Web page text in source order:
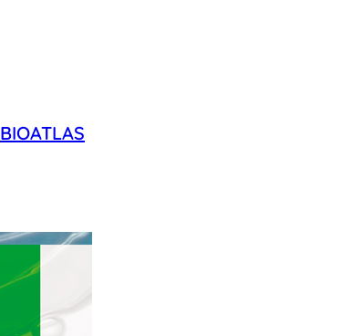
BIOATLAS